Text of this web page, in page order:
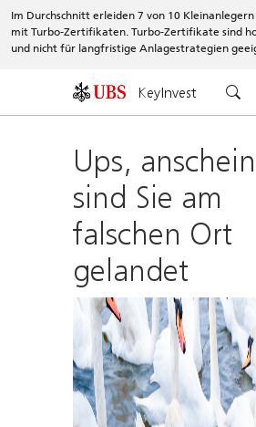
Im Durchschnitt erleiden 7 von 10
mit Turbo-Zertifikaten. Turbo-Zertifikate sind
und nicht für langfristige Anlagestrategien
KeyInvest
Ups,
sind Sie am
falschen Ort
gelandet